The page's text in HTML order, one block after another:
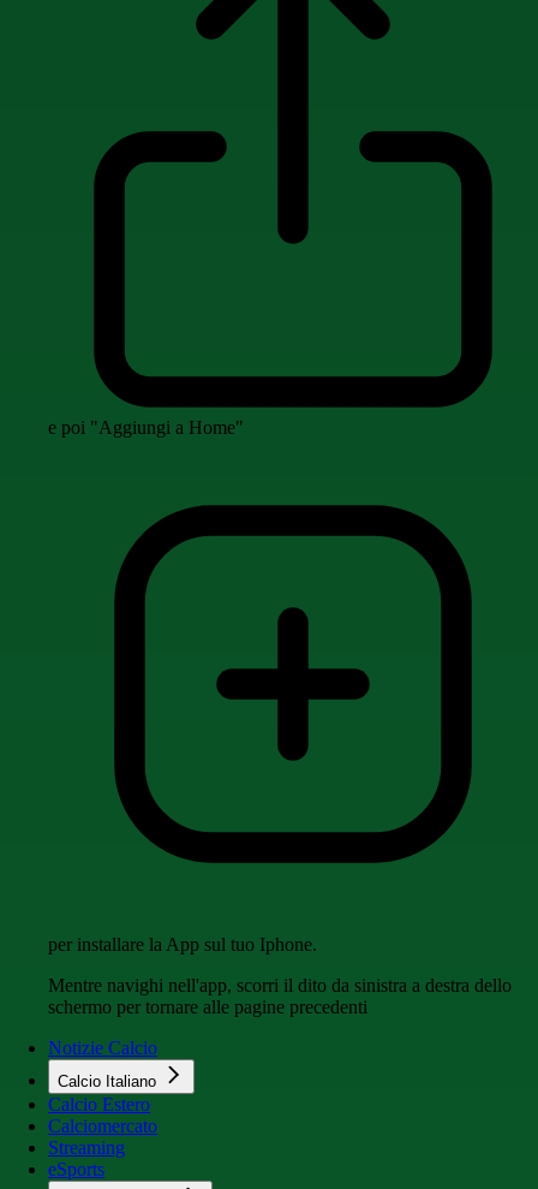
e poi "Aggiungi a Home"
per installare la App sul tuo Iphone.
Mentre navighi nell'app, scorri il dito da sinistra a destra dello
schermo per tornare alle pagine precedenti
Notizie Calcio
Calcio Italiano
Calcio Estero
Calciomercato
Streaming
eSports